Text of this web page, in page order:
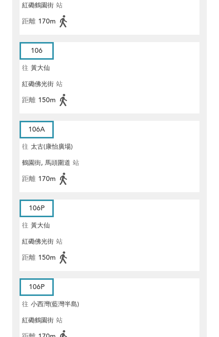
紅磡鶴園街 站
距離 170m
106
往 黃大仙
紅磡佛光街 站
距離 150m
106A
往 太古(康怡廣場)
鶴園街, 馬頭圍道 站
距離 170m
106P
往 黃大仙
紅磡佛光街 站
距離 150m
106P
往 小西灣(藍灣半島)
紅磡鶴園街 站